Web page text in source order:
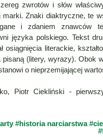
zwrotów i słów
marki. Znaki diaktryczne, te
i zdaniem znawców
języka polskiego. Tekst
osiągnięcia literackie,
pisaną (litery, wyrazy). Obok
o nieprzemijającej
Piotr Ciekliński -
#historia narciarstwa